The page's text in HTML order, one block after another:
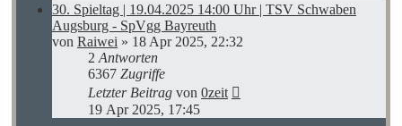
30. Spieltag | 19.04.2025 14:00 Uhr | TSV Schwaben
Augsburg - SpVgg Bayreuth
von Raiwei » 18 Apr 2025, 22:32
2 Antworten
6367 Zugriffe
Letzter Beitrag von 0zeit
19 Apr 2025, 17:45